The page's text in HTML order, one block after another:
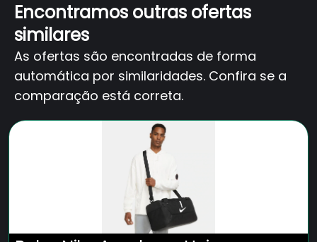
Encontramos outras ofertas
similares
As ofertas são encontradas de forma
automática por similaridades. Confira se a
comparação está correta.